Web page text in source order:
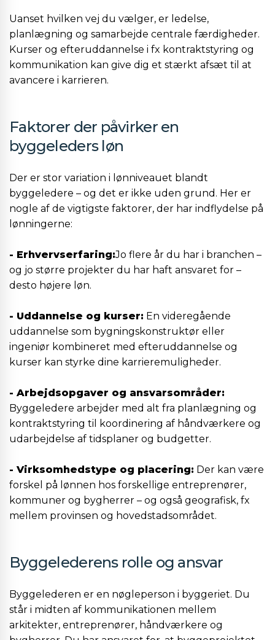
Uanset hvilken vej du vælger, er ledelse,
planlægning og samarbejde centrale færdigheder.
Kurser og efteruddannelse i fx kontraktstyring og
kommunikation kan give dig et stærkt afsæt til at
avancere i karrieren.
Faktorer der påvirker en
byggeleders løn
Der er stor variation i lønniveauet blandt
byggeledere – og det er ikke uden grund. Her er
nogle af de vigtigste faktorer, der har indflydelse på
lønningerne:
- Erhvervserfaring:Jo flere år du har i branchen –
og jo større projekter du har haft ansvaret for –
desto højere løn.
- Uddannelse og kurser: En videregående
uddannelse som bygningskonstruktør eller
ingeniør kombineret med efteruddannelse og
kurser kan styrke dine karrieremuligheder.
- Arbejdsopgaver og ansvarsområder:
Byggeledere arbejder med alt fra planlægning og
kontraktstyring til koordinering af håndværkere og
udarbejdelse af tidsplaner og budgetter.
- Virksomhedstype og placering: Der kan være
forskel på lønnen hos forskellige entreprenører,
kommuner og bygherrer – og også geografisk, fx
mellem provinsen og hovedstadsområdet.
Byggelederens rolle og ansvar
Byggelederen er en nøgleperson i byggeriet. Du
står i midten af kommunikationen mellem
arkitekter, entreprenører, håndværkere og